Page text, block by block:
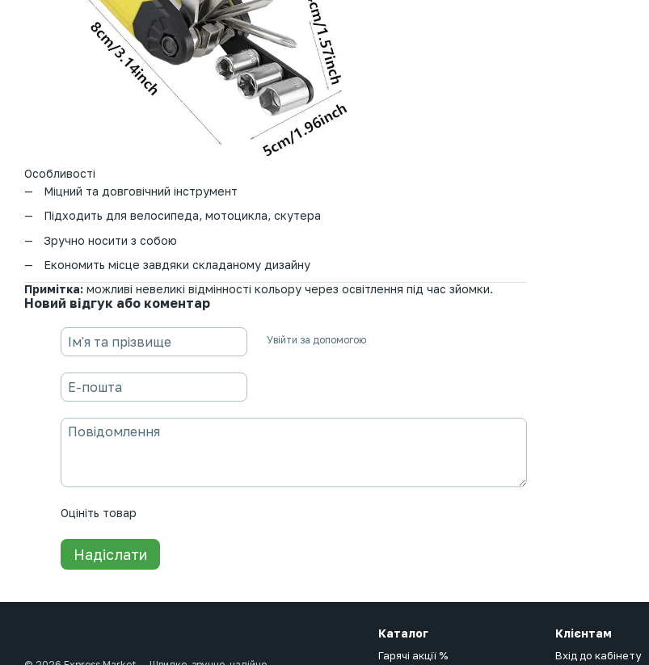
Особливості
Міцний та довговічний інструмент
Підходить для велосипеда, мотоцикла, скутера
Зручно носити з собою
Економить місце завдяки складаному дизайну
Примітка: можливі невеликі відмінності кольору через освітлення під час зйомки.
Новий відгук або коментар
Увійти за допомогою
Оцініть товар
Надіслати
Каталог
Гарячі акції %
Клієнтам
Вхід до кабінету